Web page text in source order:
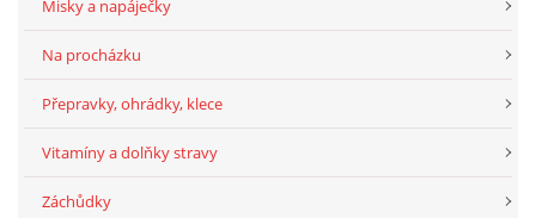
Misky a napáječky
Na procházku
Přepravky, ohrádky, klece
Vitamíny a dolňky stravy
Záchůdky